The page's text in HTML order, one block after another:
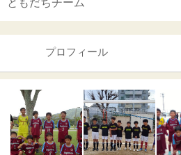
ともだちチーム
プロフィール